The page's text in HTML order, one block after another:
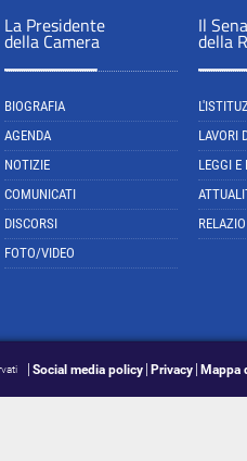
La Presidente
della Camera
BIOGRAFIA
AGENDA
NOTIZIE
COMUNICATI
DISCORSI
FOTO/VIDEO
Il
della
LAVORI
LEGGI E
Social media policy Privacy Mappa